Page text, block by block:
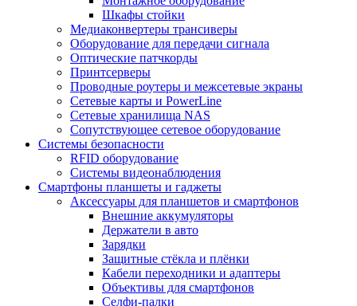
Шкафы стойки
Медиаконвертеры трансиверы
Оборудование для передачи сигнала
Оптические патчкорды
Принтсерверы
Проводные роутеры и межсетевые экраны
Сетевые карты и PowerLine
Сетевые хранилища NAS
Сопутствующее сетевое оборудование
Системы безопасности
RFID оборудование
Системы видеонаблюдения
Смартфоны планшеты и гаджеты
Аксессуары для планшетов и смартфонов
Внешние аккумуляторы
Держатели в авто
Зарядки
Защитные стёкла и плёнки
Кабели переходники и адаптеры
Объективы для смартфонов
Селфи-палки